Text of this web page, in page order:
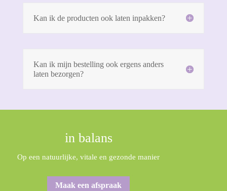
Kan ik de producten ook laten inpakken?
Kan ik mijn bestelling ook ergens anders
laten bezorgen?
in balans
Op een natuurlijke, vitale en gezonde manier
Maak een afspraak